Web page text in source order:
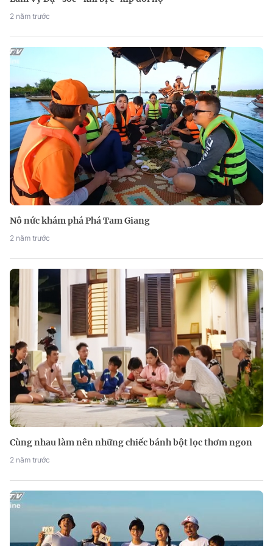
2 năm trước
Nô nức khám phá Phá Tam Giang
2 năm trước
Cùng nhau làm nên những chiếc bánh bột lọc thơm ngon
2 năm trước